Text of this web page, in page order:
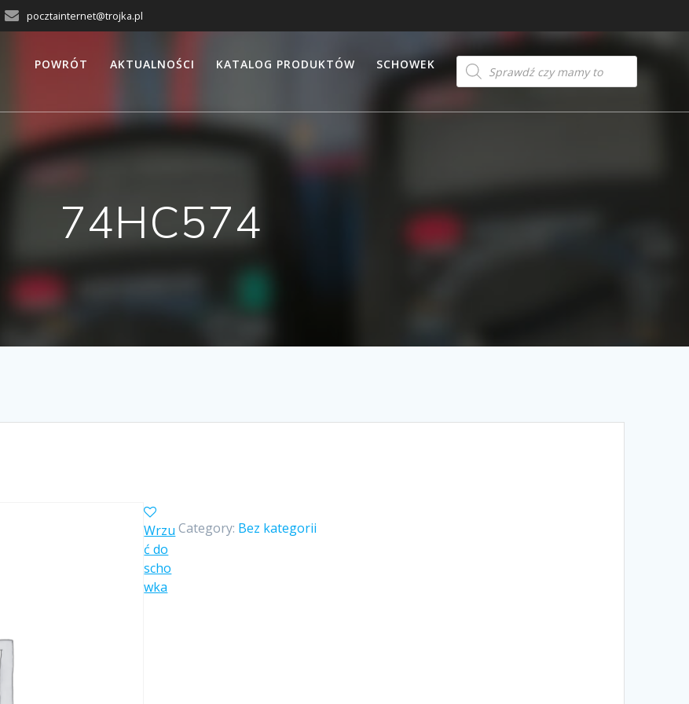
pocztainternet@trojka.pl
POWRÓT AKTUALNOŚCI KATALOG PRODUKTÓW SCHOWEK
Products
search
74HC574
Category: Bez kategorii
Wrzu
ć do
scho
wka